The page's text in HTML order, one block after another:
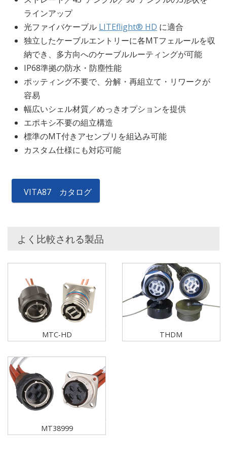
ラインアップ
光ファイバケーブル LITEflight® HD に適合
独立したケーブルエントリーに各MTフェルールを収
納でき、多方向へのケーブルルーティングが可能
IP68準拠の防水・防塵性能
ポッティング不要で、分解・再組立て・リワークが
容易
幅広いシェル材質／めっきオプションを提供
エポキシ不要の組立構造
標準のMT付きアセンブリを組込み可能
カスタム仕様にも対応可能
VITA87 カタログ
よく比較される製品
MTC-HD THDM
MT38999